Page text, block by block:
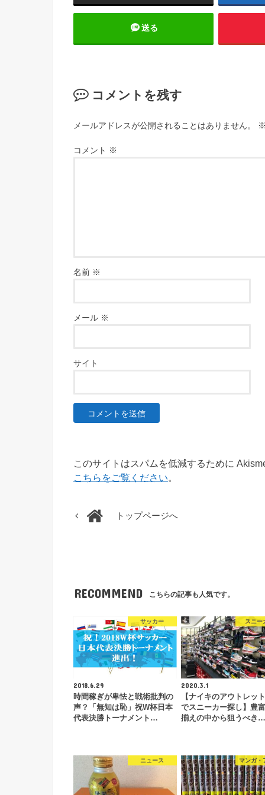
送る
コメントを残す
メールアドレスが公開されることはありません。
コメント ※
名前 ※
メール ※
サイト
このサイトはスパムを低減するために
こちらをご覧ください
トップページへ
RECOMMEND こちらの記事も人気です。
サッカー
2018.6.29
時間稼ぎが卑怯と戦術批判の
声？「無知は恥」祝W杯日本
代表決勝トーナメント…
スニー
2020.3.1
【ナイキのアウトレッ
でスニーカー探し】豊
揃えの中から狙うべき…
ニュース マンガ・